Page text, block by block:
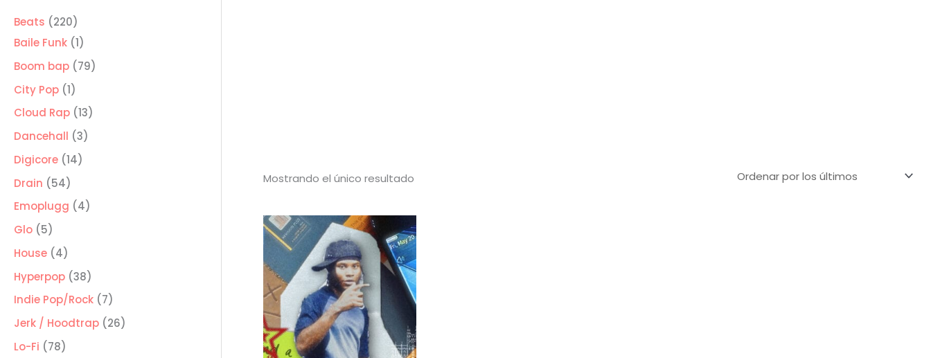
Beats 220220
productos
Baile Funk 11
producto
Boom bap 7979
City Pop 11
producto
Cloud Rap 1313
Dancehall 33
Digicore 1414
Drain 5454
productos
Emoplugg 44
Glo 55
productos
House 44
productos
Hyperpop 3838
productos
Indie Pop/Rock 77
productos
Jerk / Hoodtrap 2626
Lo-Fi 7878
Mostrando el único resultado